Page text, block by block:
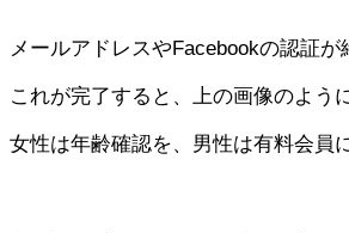
メールアドレスやFacebookの認証
これが完了すると、上の画像のよう
女性は年齢確認を、男性は有料会員